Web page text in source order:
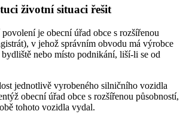
životní situaci řešit
je obecní úřad obce s rozšířenou
v jehož správním obvodu má výrobce
nebo místo podnikání, liší-li se od
jednotlivě vyrobeného silničního vozidla
obecní úřad obce s rozšířenou působností,
tohoto vozidla vydal.